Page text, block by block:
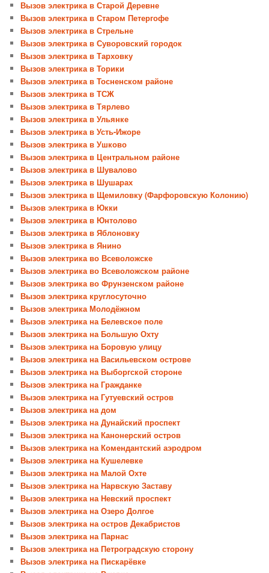
Вызов электрика в Старой Деревне
Вызов электрика в Старом Петергофе
Вызов электрика в Стрельне
Вызов электрика в Суворовский городок
Вызов электрика в Тарховку
Вызов электрика в Торики
Вызов электрика в Тосненском районе
Вызов электрика в ТСЖ
Вызов электрика в Тярлево
Вызов электрика в Ульянке
Вызов электрика в Усть-Ижоре
Вызов электрика в Ушково
Вызов электрика в Центральном районе
Вызов электрика в Шувалово
Вызов электрика в Шушарах
Вызов электрика в Щемиловку (Фарфоровскую Колонию)
Вызов электрика в Юкки
Вызов электрика в Юнтолово
Вызов электрика в Яблоновку
Вызов электрика в Янино
Вызов электрика во Всеволожске
Вызов электрика во Всеволожском районе
Вызов электрика во Фрунзенском районе
Вызов электрика круглосуточно
Вызов электрика Молодёжном
Вызов электрика на Белевское поле
Вызов электрика на Большую Охту
Вызов электрика на Боровую улицу
Вызов электрика на Васильевском острове
Вызов электрика на Выборгской стороне
Вызов электрика на Гражданке
Вызов электрика на Гутуевский остров
Вызов электрика на дом
Вызов электрика на Дунайский проспект
Вызов электрика на Канонерский остров
Вызов электрика на Комендантский аэродром
Вызов электрика на Кушелевке
Вызов электрика на Малой Охте
Вызов электрика на Нарвскую Заставу
Вызов электрика на Невский проспект
Вызов электрика на Озеро Долгое
Вызов электрика на остров Декабристов
Вызов электрика на Парнас
Вызов электрика на Петроградскую сторону
Вызов электрика на Пискарёвке